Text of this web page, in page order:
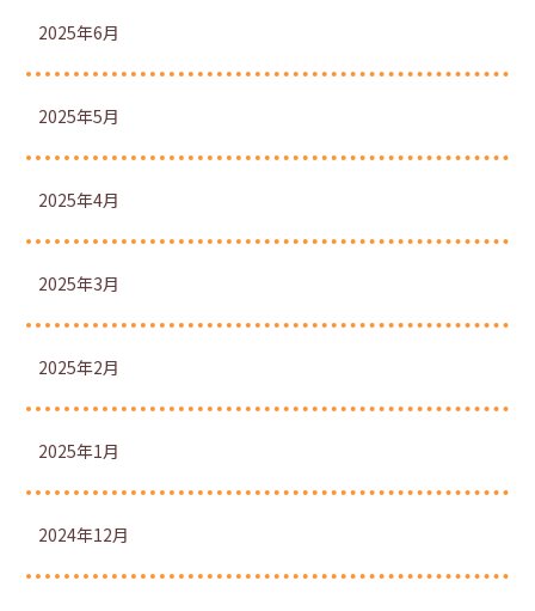
2025年6月
2025年5月
2025年4月
2025年3月
2025年2月
2025年1月
2024年12月